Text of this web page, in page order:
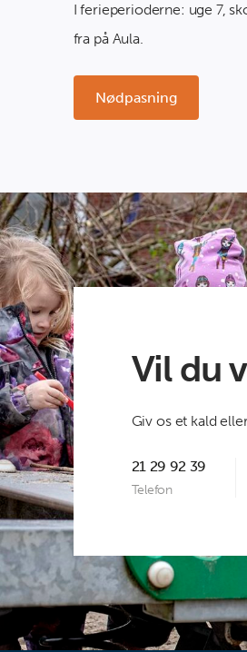
I ferieperioderne: uge 7,
fra på Aula.
Nødpasning
Vil du
Giv os et kald
21 29 92 39
Telefon